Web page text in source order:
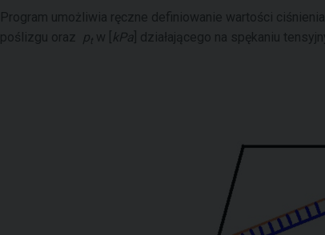
Program umożliwia ręczne definiowanie wartości
poślizgu oraz pt w [ kPa ] działającego na spękaniu